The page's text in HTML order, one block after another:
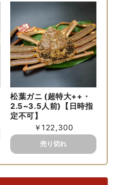
松葉ガニ (超特大++・
2.5~3.5人前)【日時指
定不可】
￥122,300